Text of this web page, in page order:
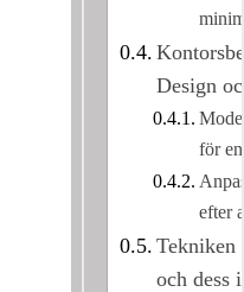
Design
för
efter
Tekniken
och dess